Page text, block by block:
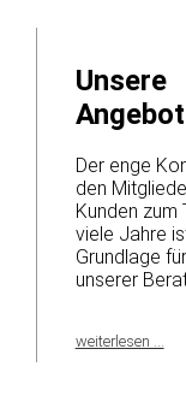
Unsere
Der enge
den
Kunden zum
viele Jahre
Grundlage
unserer
weiterlesen ...